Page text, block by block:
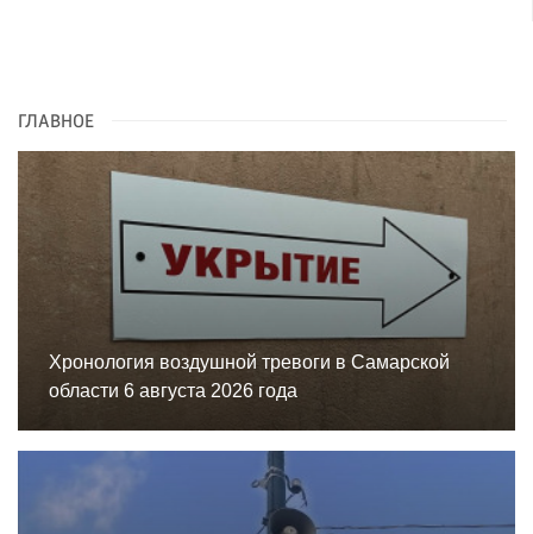
ГЛАВНОЕ
Хронология воздушной тревоги в Самарской
области 6 августа 2026 года